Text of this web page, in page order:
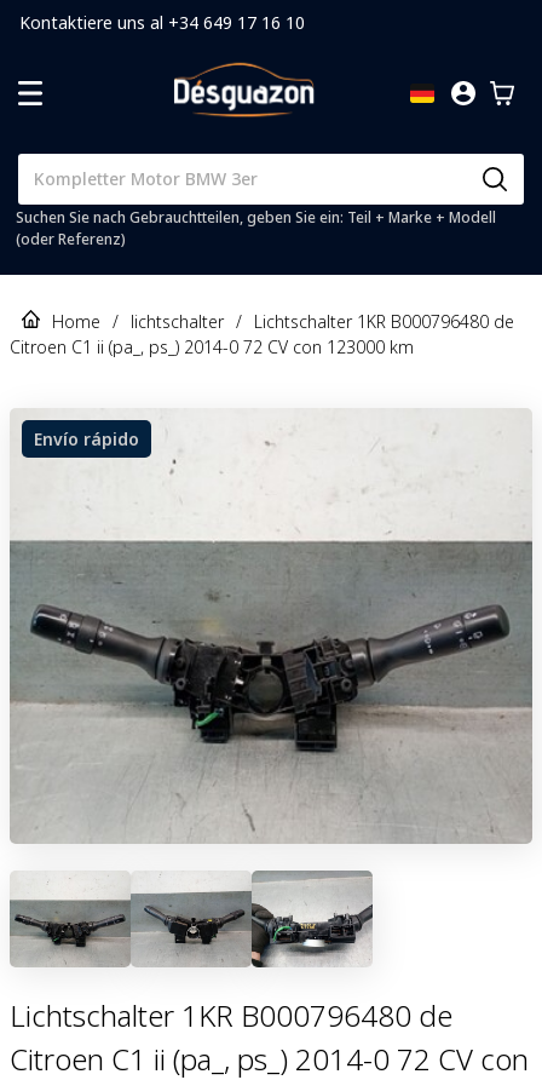
Kontaktiere uns al +34 649 17 16 10
Suchen Sie nach Gebrauchtteilen, geben Sie ein: Teil + Marke + Modell
(oder Referenz)
Home / lichtschalter / Lichtschalter 1KR B000796480 de
Citroen C1 ii (pa_, ps_) 2014-0 72 CV con 123000 km
Envío rápido
Lichtschalter 1KR B000796480 de
Citroen C1 ii (pa_, ps_) 2014-0 72 CV con